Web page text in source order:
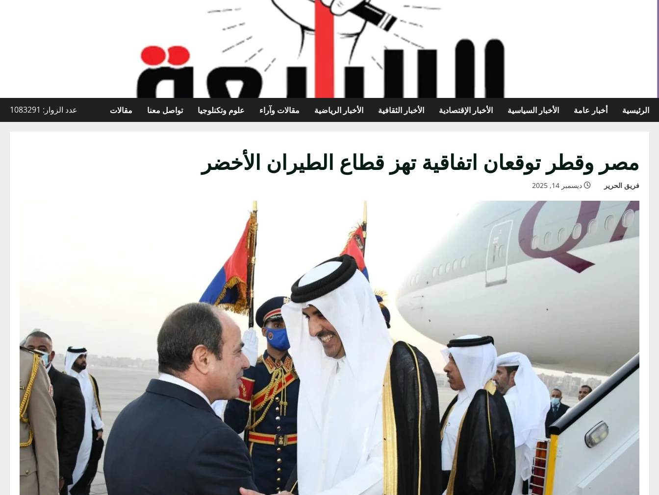
الرئيسية أخبار عامة الأخبار السياسية الأخبار الإقتصادية الأخبار الثقافية الأخبار الرياضية مقالات وآراء علوم وتكنلوجيا تواصل معنا مقالات عدد الزوار: 1083291
مصر وقطر توقعان اتفاقية تهز قطاع الطيران الأخضر
فريق الحرير ديسمبر 14, 2025